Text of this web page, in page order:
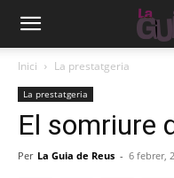
Inici La prestatgeria
La prestatgeria
El somriure
Per La Guia de Reus - 6 febrer,